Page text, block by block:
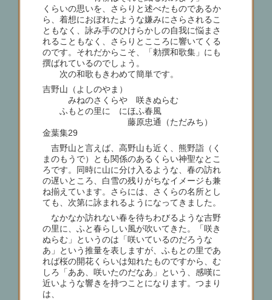
くらいの思いを、さらりと述べたものであるか
ら、着想におぼれたような嫌みにさらされるこ
ともなく、詠み手のひけらかしの自我に悩まさ
れることもなく、さらりとこころに響いてくる
のです。それだからこそ、「勅撰和歌集」にも
撰ばれているのでしょう。
次の和歌もきわめて簡単です。
吉野山（よしのやま）
みねのさくらや 咲きぬらむ
ふもとの里に にほふ春風
藤原忠通（ただみち）
金葉集29
吉野山と言えば、高野山も近く、熊野詣（く
まのもうで）とも関係のあるくらい神聖なとこ
ろです。同時に山に分け入るような、春の訪れ
の遅いところ、白雪の残りがちなイメージも兼
ね揃えています。さらには、さくらの名所とし
ても、次第に詠まれるようになってきました。
なかなか訪れない春を待ちわびるような吉野
の里に、ふと春らしい風が吹いてきた。「咲き
ぬらむ」というのは「咲いているのだろうな
あ」という推量を表しますが、ふもとの里であ
れば桜の開花くらいは知れたものですから、む
しろ「ああ、咲いたのだなあ」という、感嘆に
近いような響きを持つことになります。つまり
は、